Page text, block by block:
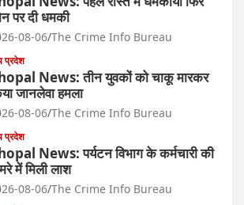
पर दी धमकी
08-06 The Crime Info Bureau
प्रदेश
News: तीन युवकों को चाकू मारकर
जानलेवा हमला
08-06 The Crime Info Bureau
प्रदेश
News: पर्यटन विभाग के कर्मचारी की
में मिली लाश
08-06 The Crime Info Bureau